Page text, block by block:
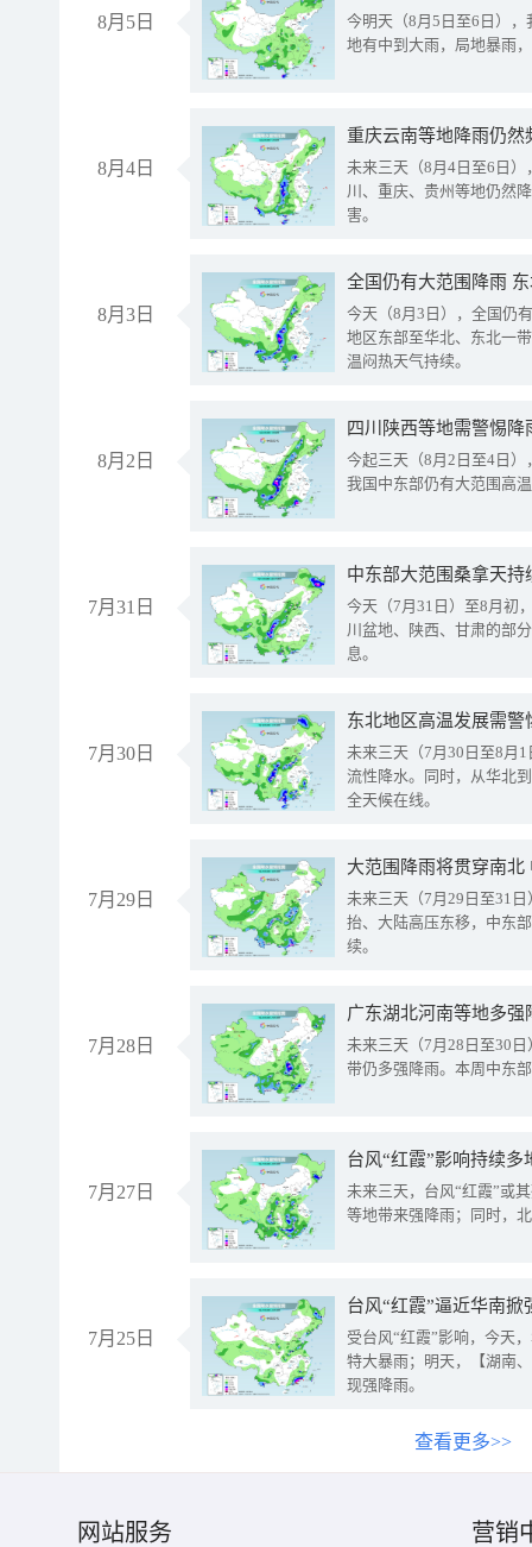
8月5日
今明天（8月5日至6日）
地有中到大雨，局地暴雨
8月4日
重庆云南等地降雨仍然
未来三天（8月4日至6日
川、重庆、贵州等地仍然
害。
8月3日
全国仍有大范围降雨
今天（8月3日），全国仍
地区东部至华北、东北一
温闷热天气持续。
8月2日
今起三天（8月2日至4日
我国中东部仍有大范围高
7月31日
中东部大范围桑拿天
今天（7月31日）至8月初
川盆地、陕西、甘肃的部
息。
7月30日
东北地区高温发展需
未来三天（7月30日至8月
流性降水。同时，从华北
全天候在线。
7月29日
大范围降雨将贯穿南
未来三天（7月29日至31
抬、大陆高压东移，中东
续。
7月28日
广东湖北河南等地多
未来三天（7月28日至30
带仍多强降雨。本周中东
7月27日
台风“红霞”影响持续
未来三天，台风“红霞”或
等地带来强降雨；同时，
7月25日
台风“红霞”逼近华南
受台风“红霞”影响，今天
特大暴雨；明天，【湖南
现强降雨。
查看更多>>
网站服务 营销